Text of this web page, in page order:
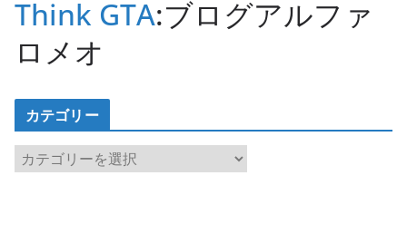
Think GTA:ブログアルファ
ロメオ
カテゴリー
カ
テ